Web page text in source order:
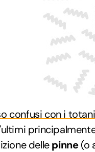
confusi con i totani
dellepinne(o